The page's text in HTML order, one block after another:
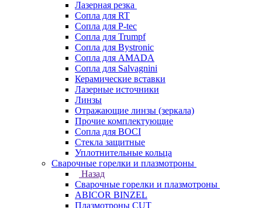
Лазерная резка
Сопла для RT
Сопла для P-tec
Сопла для Trumpf
Сопла для Bystronic
Сопла для AMADA
Сопла для Salvagnini
Керамические вставки
Лазерные источники
Линзы
Отражающие линзы (зеркала)
Прочие комплектующие
Сопла для BOCI
Стекла защитные
Уплотнительные кольца
Сварочные горелки и плазмотроны
Назад
Сварочные горелки и плазмотроны
ABICOR BINZEL
Плазмотроны CUT